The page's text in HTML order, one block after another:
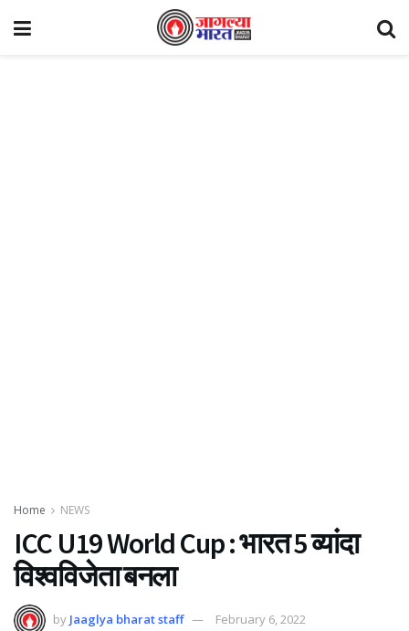
Home NEWS
ICC U19 World Cup : भारत 5 व्यांदा
विश्वविजेता बनला
by Jaaglya bharat staff
February 6, 2022